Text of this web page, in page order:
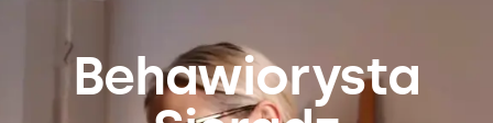
Behawiorysta